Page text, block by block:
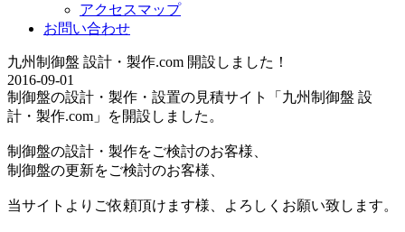
アクセスマップ
お問い合わせ
九州制御盤 設計・製作.com 開設しました！
2016-09-01
制御盤の設計・製作・設置の見積サイト「九州制御盤 設
計・製作.com」を開設しました。
制御盤の設計・製作をご検討のお客様、
制御盤の更新をご検討のお客様、
当サイトよりご依頼頂けます様、よろしくお願い致します。